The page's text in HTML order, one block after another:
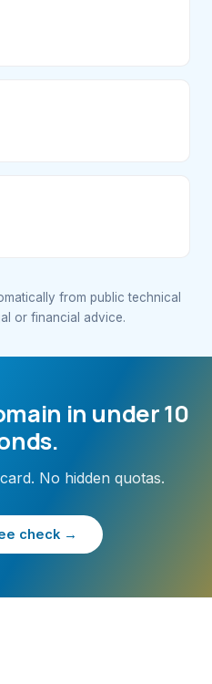
from public technical
or financial advice.
in under 10
No hidden quotas.
check →